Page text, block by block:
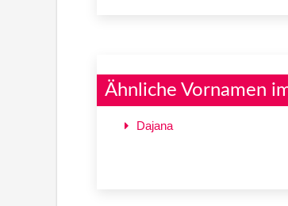
Ähnliche Vornamen
Dajana